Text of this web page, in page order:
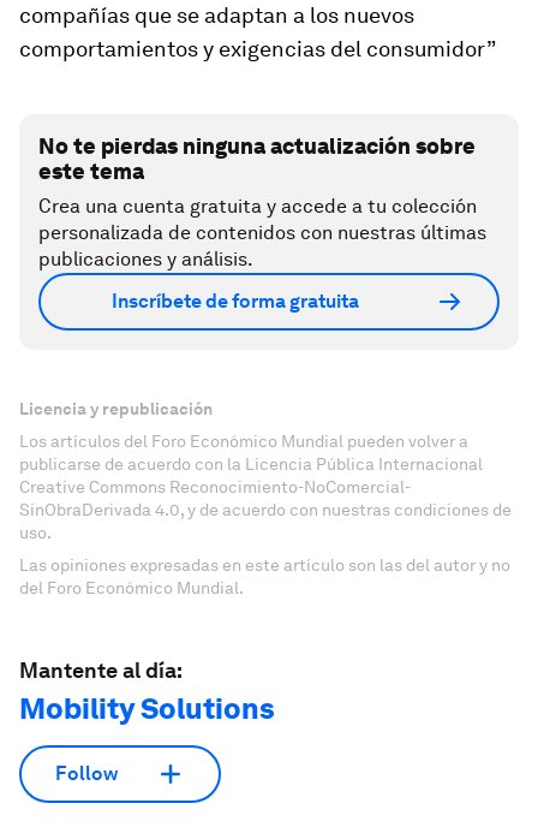
compañías que se adaptan a los nuevos
comportamientos y exigencias del consumidor”
No te pierdas ninguna actualización sobre
este tema
Crea una cuenta gratuita y accede a tu colección
personalizada de contenidos con nuestras últimas
publicaciones y análisis.
Inscríbete de forma gratuita
Licencia y republicación
Los artículos del Foro Económico Mundial pueden volver a
publicarse de acuerdo con la Licencia Pública Internacional
Creative Commons Reconocimiento-NoComercial-
SinObraDerivada 4.0, y de acuerdo con nuestras condiciones de
uso.
Las opiniones expresadas en este artículo son las del autor y no
del Foro Económico Mundial.
Mantente al día:
Mobility Solutions
Follow